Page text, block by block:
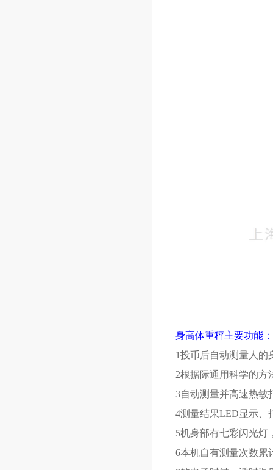
身高体重秤主要功能：
1投币后自动测量人的
2根据际通用科学的
3自动测量并高速热敏
4测量结果LED显示、
5机身部有七彩闪光灯
6本机自有测量次数累